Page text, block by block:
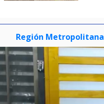
Región Metropolitana